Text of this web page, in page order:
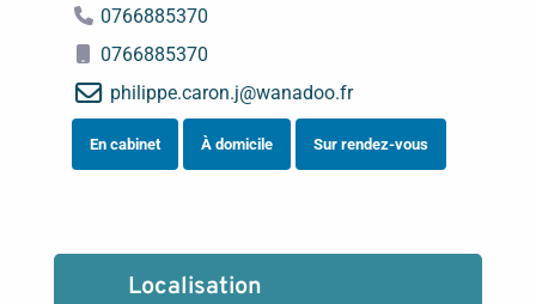
0766885370
0766885370
philippe.caron.j@wanadoo.fr
En cabinet À domicile Sur rendez-vous
Localisation